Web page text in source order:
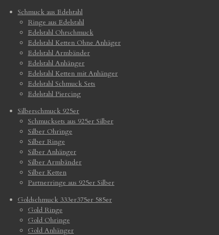
Schmuck aus Edelstahl
Ringe aus Edelstahl
Edelstahl Ohrschmuck
Edelstahl Ketten Ohne Anhäger
Edelstahl Armbänder
Edelstahl Anhänger
Edelstahl Ketten mit Anhänger
Edelstahl Schmuck Sets
Edelstahl Piercing
Silberschmuck 925er
Schmucksets aus 925er Silber
Silber Ohringe
Silber Ringe
Silber Anhänger
Silber Armbänder
Silber Ketten
Partnerringe aus 925er Silber
Goldschmuck 333er375er 585er
Gold Ringe
Gold Ohringe
Gold Anhänger